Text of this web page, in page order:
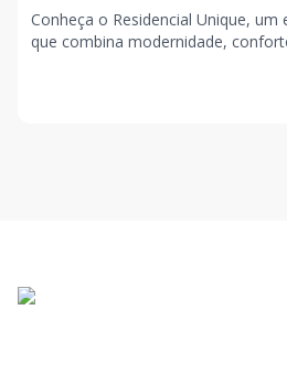
Conheça o Residencial Unique,
que combina modernidade,